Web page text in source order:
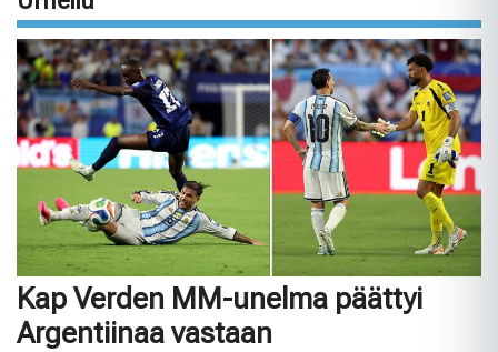
Kap Verden MM-unelma päättyi
Argentiinaa vastaan